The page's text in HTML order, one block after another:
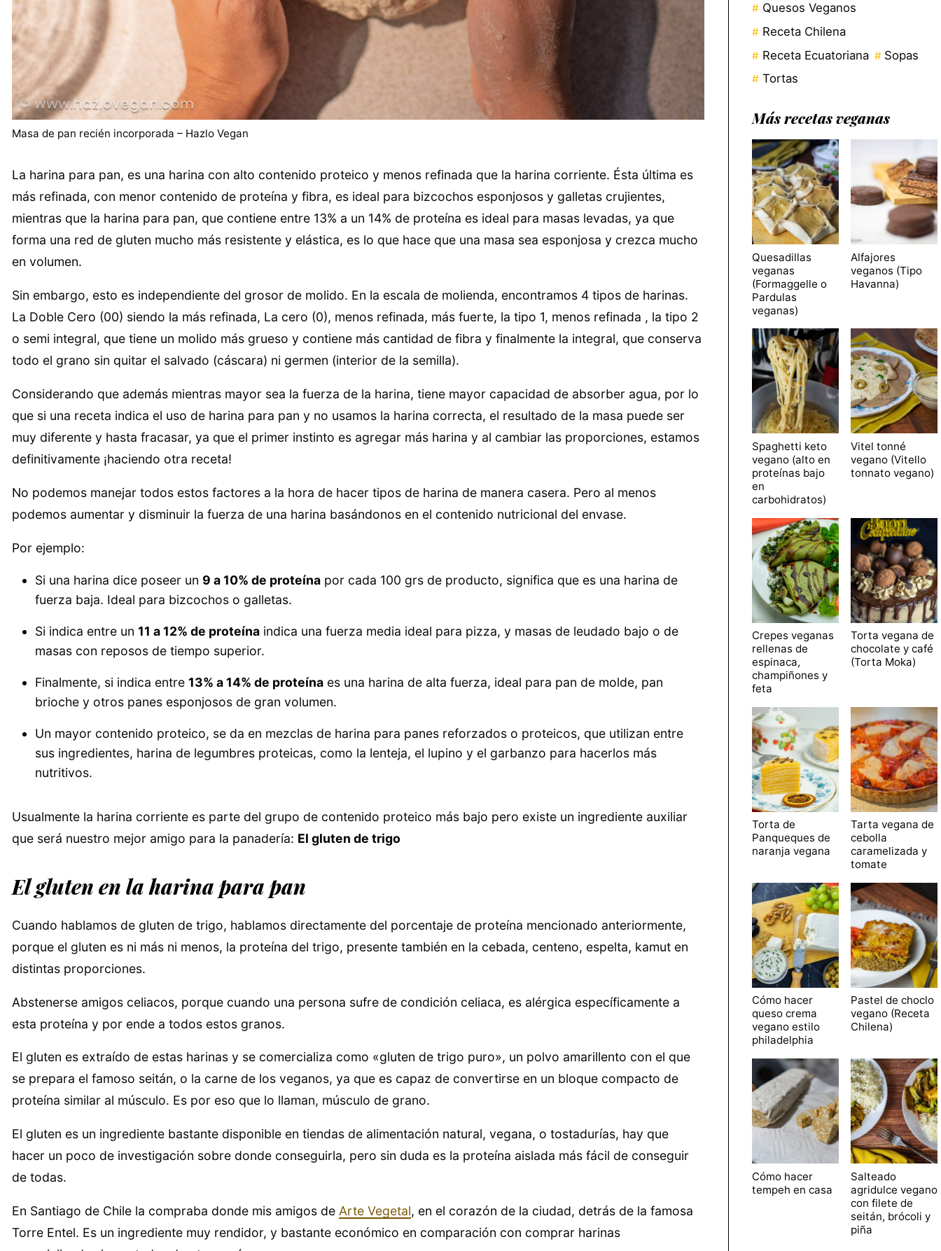
Masa de pan recién incorporada – Hazlo Vegan
La harina para pan, es una harina con alto contenido proteico y menos refinada que la harina corriente. Ésta última es
más refinada, con menor contenido de proteína y fibra, es ideal para bizcochos esponjosos y galletas crujientes,
mientras que la harina para pan, que contiene entre 13% a un 14% de proteína es ideal para masas levadas, ya que
forma una red de gluten mucho más resistente y elástica, es lo que hace que una masa sea esponjosa y crezca mucho
en volumen.
Sin embargo, esto es independiente del grosor de molido. En la escala de molienda, encontramos 4 tipos de harinas.
La Doble Cero (00) siendo la más refinada, La cero (0), menos refinada, más fuerte, la tipo 1, menos refinada , la tipo 2
o semi integral, que tiene un molido más grueso y contiene más cantidad de fibra y finalmente la integral, que conserva
todo el grano sin quitar el salvado (cáscara) ni germen (interior de la semilla).
Considerando que además mientras mayor sea la fuerza de la harina, tiene mayor capacidad de absorber agua, por lo
que si una receta indica el uso de harina para pan y no usamos la harina correcta, el resultado de la masa puede ser
muy diferente y hasta fracasar, ya que el primer instinto es agregar más harina y al cambiar las proporciones, estamos
definitivamente ¡haciendo otra receta!
No podemos manejar todos estos factores a la hora de hacer tipos de harina de manera casera. Pero al menos
podemos aumentar y disminuir la fuerza de una harina basándonos en el contenido nutricional del envase.
Por ejemplo:
Si una harina dice poseer un 9 a 10% de proteína por cada 100 grs de producto, significa que es una harina de
fuerza baja. Ideal para bizcochos o galletas.
Si indica entre un11 a 12% de proteína indica una fuerza media ideal para pizza, y masas de leudado bajo o de
masas con reposos de tiempo superior.
Finalmente, si indica entre13% a 14% de proteína es una harina de alta fuerza, ideal para pan de molde, pan
brioche y otros panes esponjosos de gran volumen.
Un mayor contenido proteico, se da en mezclas de harina para panes reforzados o proteicos, que utilizan entre
sus ingredientes, harina de legumbres proteicas, como la lenteja, el lupino y el garbanzo para hacerlos más
nutritivos.
Usualmente la harina corriente es parte del grupo de contenido proteico más bajo pero existe un ingrediente auxiliar
que será nuestro mejor amigo para la panadería: El gluten de trigo
El gluten en la harina para pan
Cuando hablamos de gluten de trigo, hablamos directamente del porcentaje de proteína mencionado anteriormente,
porque el gluten es ni más ni menos, la proteína del trigo, presente también en la cebada, centeno, espelta, kamut en
distintas proporciones.
Abstenerse amigos celiacos, porque cuando una persona sufre de condición celiaca, es alérgica específicamente a
esta proteína y por ende a todos estos granos.
El gluten es extraído de estas harinas y se comercializa como «gluten de trigo puro», un polvo amarillento con el que
se prepara el famoso seitán, o la carne de los veganos, ya que es capaz de convertirse en un bloque compacto de
proteína similar al músculo. Es por eso que lo llaman, músculo de grano.
El gluten es un ingrediente bastante disponible en tiendas de alimentación natural, vegana, o tostadurías, hay que
hacer un poco de investigación sobre donde conseguirla, pero sin duda es la proteína aislada más fácil de conseguir
de todas.
En Santiago de Chile la compraba donde mis amigos de Arte Vegetal, en el corazón de la ciudad, detrás de la famosa
Torre Entel. Es un ingrediente muy rendidor, y bastante económico en comparación con comprar harinas
Quesos Veganos
Receta Chilena
Receta Ecuatoriana
Sopas
Tortas
Más recetas veganas
Quesadillas
veganas
(Formaggelle o
Pardulas
veganas)
Alfajores
veganos (Tipo
Havanna)
Spaghetti keto
vegano (alto en
proteínas bajo
en
carbohidratos)
Vitel tonné
vegano (Vitello
tonnato vegano)
Crepes veganas
rellenas de
espinaca,
champiñones y
feta
Torta vegana de
chocolate y café
(Torta Moka)
Torta de
Panqueques de
naranja vegana
Tarta vegana de
cebolla
caramelizada y
tomate
Cómo hacer
queso crema
vegano estilo
philadelphia
Pastel de choclo
vegano (Receta
Chilena)
Cómo hacer
tempeh en casa
Salteado
agridulce vegano
con filete de
seitán, brócoli y
piña